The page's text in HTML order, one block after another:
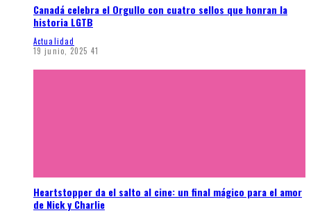
Canadá celebra el Orgullo con cuatro sellos que honran la
historia LGTB
Actualidad
19 junio, 2025 41
Heartstopper da el salto al cine: un final mágico para el amor
de Nick y Charlie